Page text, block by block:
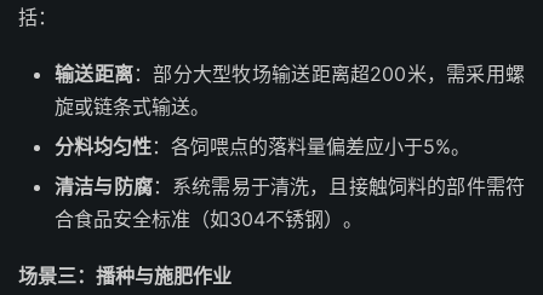
括：
输送距离：部分大型牧场输送距离超200米，需采用螺
旋或链条式输送。
分料均匀性：各饲喂点的落料量偏差应小于5%。
清洁与防腐：系统需易于清洗，且接触饲料的部件需符
合食品安全标准（如304不锈钢）。
场景三：播种与施肥作业